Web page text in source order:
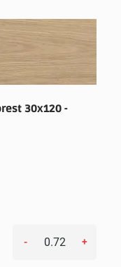
30x120 -
- +